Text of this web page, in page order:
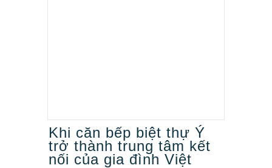
Khi căn bếp biệt thự Ý
trở thành trung tâm kết
nối của gia đình Việt